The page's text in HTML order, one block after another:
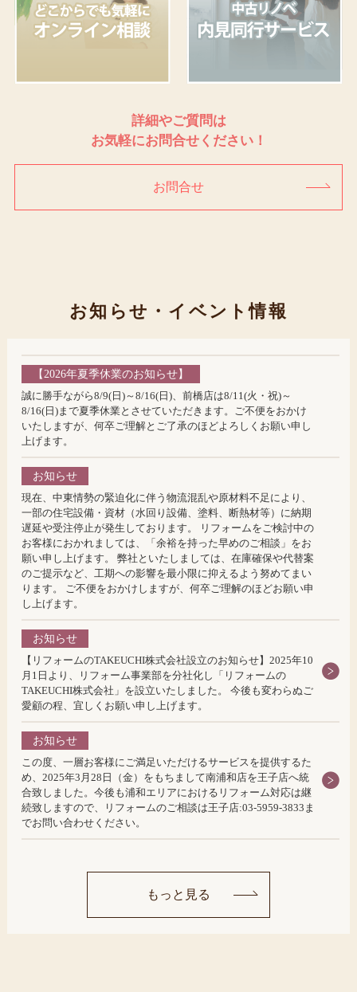
詳細やご質問は
お気軽にお問合せください！
お問合せ
お知らせ・イベント情報
【2026年夏季休業のお知らせ】
誠に勝手ながら8/9(日)～8/16(日)、前橋店は8/11(火・祝)～
8/16(日)まで夏季休業とさせていただきます。ご不便をおかけ
いたしますが、何卒ご理解とご了承のほどよろしくお願い申し
上げます。
お知らせ
現在、中東情勢の緊迫化に伴う物流混乱や原材料不足により、
一部の住宅設備・資材（水回り設備、塗料、断熱材等）に納期
遅延や受注停止が発生しております。 リフォームをご検討中の
お客様におかれましては、「余裕を持った早めのご相談」をお
願い申し上げます。 弊社といたしましては、在庫確保や代替案
のご提示など、工期への影響を最小限に抑えるよう努めてまい
ります。 ご不便をおかけしますが、何卒ご理解のほどお願い申
し上げます。
お知らせ
【リフォームのTAKEUCHI株式会社設立のお知らせ】2025年10
月1日より、リフォーム事業部を分社化し「リフォームの
TAKEUCHI株式会社」を設立いたしました。 今後も変わらぬご
愛顧の程、宜しくお願い申し上げます。
お知らせ
この度、一層お客様にご満足いただけるサービスを提供するた
め、2025年3月28日（金）をもちまして南浦和店を王子店へ統
合致しました。今後も浦和エリアにおけるリフォーム対応は継
続致しますので、リフォームのご相談は王子店:03-5959-3833ま
でお問い合わせください。
もっと見る